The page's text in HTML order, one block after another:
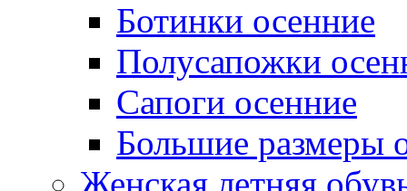
Ботинки осенние
Полусапожки
Сапоги осенние
Большие размеры